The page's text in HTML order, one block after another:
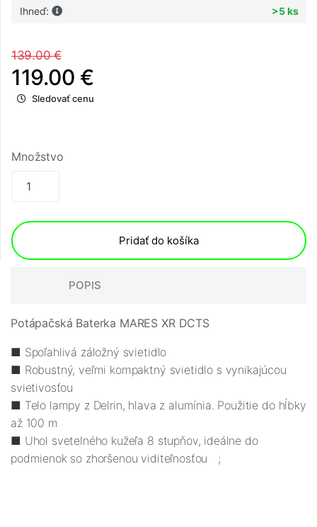
Ihneď: >5 ks
139.00 €
119.00 €
Sledovať cenu
Množstvo
Pridať do košíka
POPIS
Potápačská Baterka MARES XR DCTS
■ Spoľahlivá záložný svietidlo
■ Robustný, veľmi kompaktný svietidlo s vynikajúcou
svietivosťou
■ Telo lampy z Delrin, hlava z alumínia. Použitie do hĺbky
až 100 m
■ Uhol svetelného kužeľa 8 stupňov, ideálne do
podmienok so zhoršenou viditeľnosťou ;